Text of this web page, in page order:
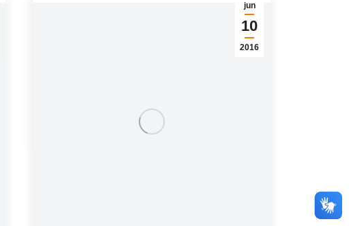
jun
10
2016